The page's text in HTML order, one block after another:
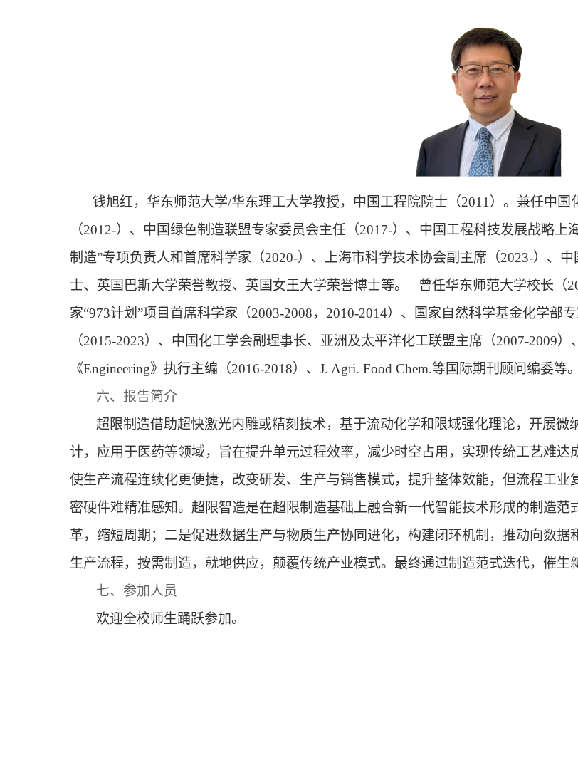
钱旭红，华东师范大学/华东理工大学教授，中国工程院院士（2011）。兼任中国
（2012-）、中国绿色制造联盟专家委员会主任（2017-）、中国工程科技发展战略上
制造”专项负责人和首席科学家（2020-）、上海市科学技术协会副主席（2023-）、
士、英国巴斯大学荣誉教授、英国女王大学荣誉博士等。 曾任华东师范大学校长（
家“973计划”项目首席科学家（2003-2008，2010-2014）、国家自然科学基金化学部
（2015-2023）、中国化工学会副理事长、亚洲及太平洋化工联盟主席（2007-2009
《Engineering》执行主编（2016-2018）、J. Agri. Food Chem.等国际期刊顾问编委等。
六、报告简介
超限制造借助超快激光内雕或精刻技术，基于流动化学和限域强化理论，开展
计，应用于医药等领域，旨在提升单元过程效率，减少时空占用，实现传统工艺难达
使生产流程连续化更便捷，改变研发、生产与销售模式，提升整体效能，但流程工
密硬件难精准感知。 超限智造是在超限制造基础上融合新一代智能技术形成的制造范
革，缩短周期； 二是促进数据生产与物质生产协同进化，构建闭环机制，推动向数据
生产流程，按需制造，就地供应，颠覆传统产业模式。最终通过制造范式迭代， 催生
七、参加人员
欢迎全校师生踊跃参加。